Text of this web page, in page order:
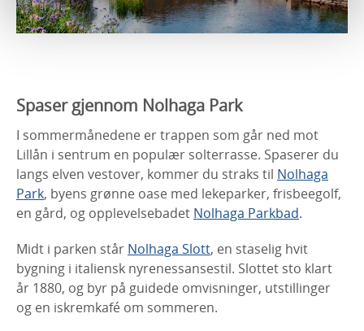
Spaser gjennom Nolhaga Park
I sommermånedene er trappen som går ned mot
Lillån i sentrum en populær solterrasse. Spaserer du
langs elven vestover, kommer du straks til Nolhaga
Park, byens grønne oase med lekeparker, frisbeegolf,
en gård, og opplevelsebadet Nolhaga Parkbad.
Midt i parken står Nolhaga Slott, en staselig hvit
bygning i italiensk nyrenessansestil. Slottet sto klart
år 1880, og byr på guidede omvisninger, utstillinger
og en iskremkafé om sommeren.